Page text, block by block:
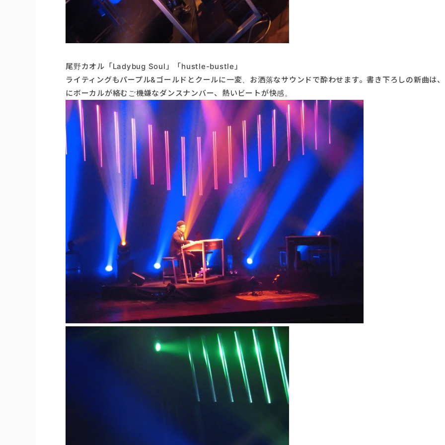
尾野カオル「Ladybug Soul」「hustle-bustle」
ライティングもパープル&ゴールドとクールに一変、お洒落なサウンドで酔わせます。書き下ろしの新曲は
にボーカルが絡むご機嫌なダンスナンバー、熱いビートが快感。